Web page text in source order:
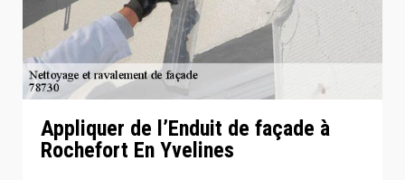
Appliquer de l’Enduit de façade à
Rochefort En Yvelines